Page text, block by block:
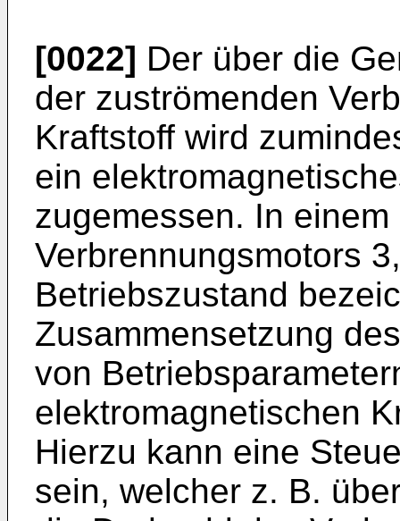
[0022] Der über die
der zuströmenden
Kraftstoff wird
ein
zugemessen. In
Verbrennungsmotors
Betriebszustand
Zusammensetzung
von
elektromagnetischen
Hierzu kann eine
sein, welcher z. B.